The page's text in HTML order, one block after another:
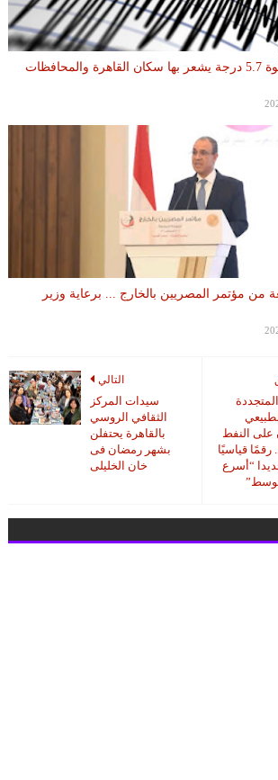
عاجل.. هزة أرضية بقوة 5.7 درجة يشعر بها سكان القاهرة والمحافظات
من مؤتمر المصريين بالخارج ... برعاية وزير
التالي
سيدات المركز
الثقافي الروسي
بالقاهرة يحتفلن
بشهر رمضان فى
خان الخليلى
على النفط
رقمًا قياسيًا
“أسرع